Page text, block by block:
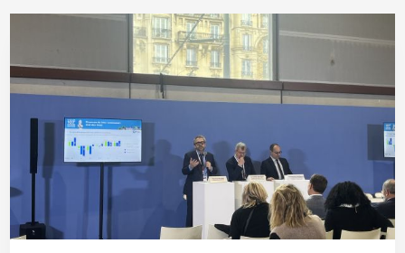
18 Nov 2025 - Réf: BW42871